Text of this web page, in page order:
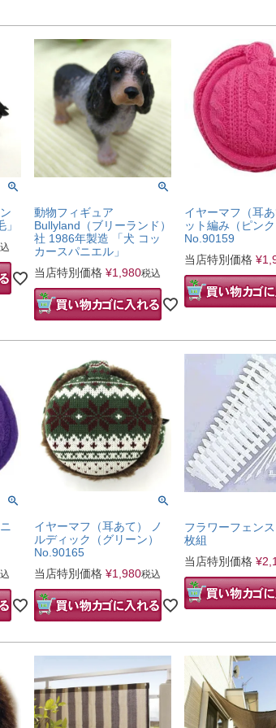
動物フィギュア
Bullyland（ブリーランド）
社 1986年製造 「犬 コッ
カースパニエル」
当店特別価格 ¥1,980税込
イヤーマフ（耳
ット編み（ピンク
No.90159
当店特別価格 ¥
イヤーマフ（耳あて） ノ
ルディック（グリーン）
No.90165
当店特別価格 ¥1,980税込
フラワーフェン
枚組
当店特別価格 ¥